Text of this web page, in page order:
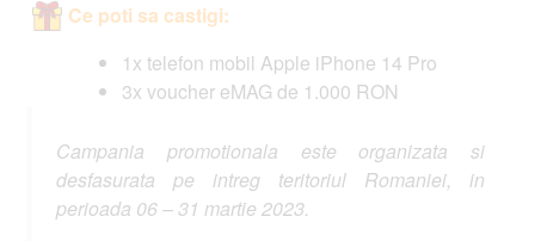
Ce poti sa castigi:
1x telefon mobil Apple iPhone 14 Pro
3x voucher eMAG de 1.000 RON
Campania promotionala este organizata si
desfasurata pe intreg teritoriul Romaniei, in
perioada 06 – 31 martie 2023.